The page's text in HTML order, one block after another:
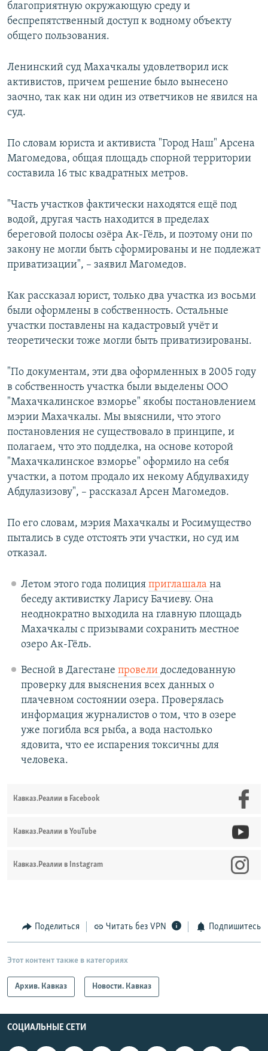
благоприятную окружающую среду и
беспрепятственный доступ к водному объекту
общего пользования.
Ленинский суд Махачкалы удовлетворил иск
активистов, причем решение было вынесено
заочно, так как ни один из ответчиков не явился на
суд.
По словам юриста и активиста "Город Наш" Арсена
Магомедова, общая площадь спорной территории
составила 16 тыс квадратных метров.
"Часть участков фактически находятся ещё под
водой, другая часть находится в пределах
береговой полосы озёра Ак-Гёль, и поэтому они по
закону не могли быть сформированы и не подлежат
приватизации", – заявил Магомедов.
Как рассказал юрист, только два участка из восьми
были оформлены в собственность. Остальные
участки поставлены на кадастровый учёт и
теоретически тоже могли быть приватизированы.
"По документам, эти два оформленных в 2005 году
в собственность участка были выделены ООО
"Махачкалинское взморье" якобы постановлением
мэрии Махачкалы. Мы выяснили, что этого
постановления не существовало в принципе, и
полагаем, что это подделка, на основе которой
"Махачкалинское взморье" оформило на себя
участки, а потом продало их некому Абдулвахиду
Абдулазизову", – рассказал Арсен Магомедов.
По его словам, мэрия Махачкалы и Росимущество
пытались в суде отстоять эти участки, но суд им
отказал.
Летом этого года полиция приглашала на
беседу активистку Ларису Бачиеву. Она
неоднократно выходила на главную площадь
Махачкалы с призывами сохранить местное
озеро Ак-Гёль.
Весной в Дагестане провели доследованную
проверку для выяснения всех данных о
плачевном состоянии озера. Проверялась
информация журналистов о том, что в озере
уже погибла вся рыба, а вода настолько
ядовита, что ее испарения токсичны для
человека.
Кавказ.Реалии в Facebook
Кавказ.Реалии в YouTube
Кавказ.Реалии в Instagram
Поделиться Читать без VPN Подпишитесь
Этот контент также в категориях
Архив. Кавказ Новости. Кавказ
СОЦИАЛЬНЫЕ СЕТИ